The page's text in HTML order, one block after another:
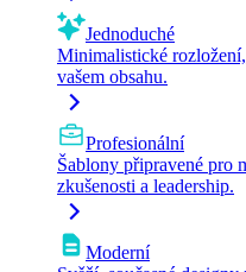
Jednoduché
Minimalistické
vašem obsahu.
Profesionální
Šablony připravené pro
zkušenosti a leadership.
Moderní